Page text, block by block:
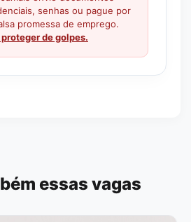
senhas ou pague por
promessa de emprego.
de golpes.
essas vagas